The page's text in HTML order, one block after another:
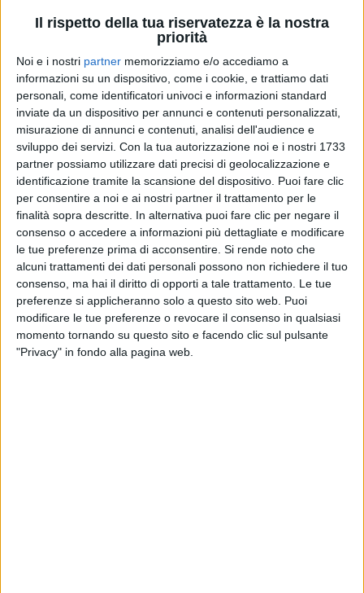
Il rispetto della tua riservatezza è la nostra
priorità
Noi e i nostri partner memorizziamo e/o accediamo a
informazioni su un dispositivo, come i cookie, e trattiamo dati
personali, come identificatori univoci e informazioni standard
inviate da un dispositivo per annunci e contenuti personalizzati,
misurazione di annunci e contenuti, analisi dell'audience e
sviluppo dei servizi. Con la tua autorizzazione noi e i nostri 1733
partner possiamo utilizzare dati precisi di geolocalizzazione e
identificazione tramite la scansione del dispositivo. Puoi fare clic
per consentire a noi e ai nostri partner il trattamento per le
finalità sopra descritte. In alternativa puoi fare clic per negare il
consenso o accedere a informazioni più dettagliate e modificare
le tue preferenze prima di acconsentire. Si rende noto che
alcuni trattamenti dei dati personali possono non richiedere il tuo
consenso, ma hai il diritto di opporti a tale trattamento. Le tue
preferenze si applicheranno solo a questo sito web. Puoi
modificare le tue preferenze o revocare il consenso in qualsiasi
momento tornando su questo sito e facendo clic sul pulsante
"Privacy" in fondo alla pagina web.
Visualizza questo post su Instagram